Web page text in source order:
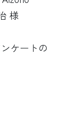
様
ケートの